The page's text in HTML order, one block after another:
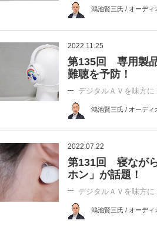
鴻池賢三氏 / オーデ
2022.11.25
第135回 専用製
難聴を予防！
デジタルＡＶを味方
鴻池賢三氏 / オーデ
2022.07.22
第131回 寝なが
ホン」が話題！
デジタルＡＶを味方
鴻池賢三氏 / オーデ